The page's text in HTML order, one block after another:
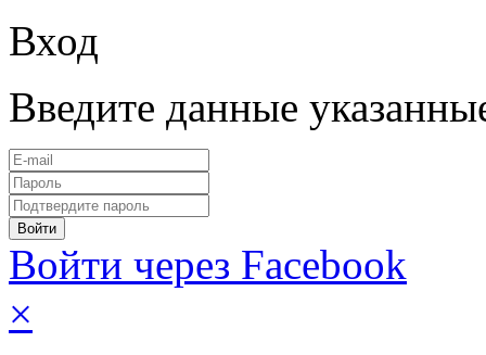
Вход
Введите данные
Войти через Facebook
×